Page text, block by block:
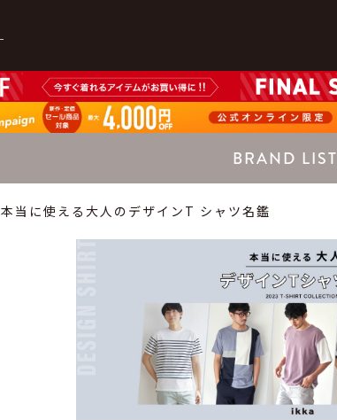
BRAND LIST
本当に使える大人のデザインT シャツ名鑑